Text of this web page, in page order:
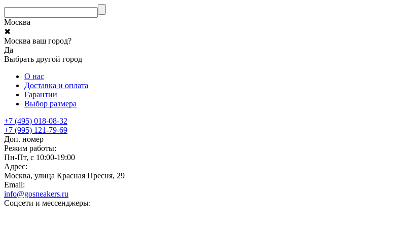
Москва
✖
Москва ваш город?
Да
Выбрать другой город
О нас
Доставка и оплата
Гарантии
Выбор размера
+7 (495) 018-08-32
+7 (995) 121-79-69
Доп. номер
Режим работы:
Пн-Пт, с 10:00-19:00
Адрес:
Москва, улица Красная Пресня, 29
Email:
info@gosneakers.ru
Соцсети и мессенджеры: